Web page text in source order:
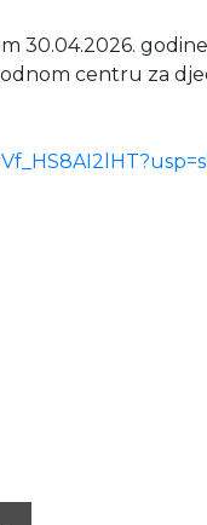
30.04.2026.
centru za